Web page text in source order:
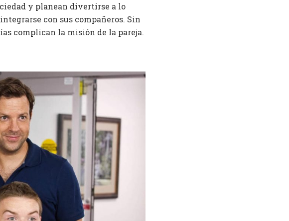
y planean divertirse a lo
con sus compañeros. Sin
complican la misión de la pareja.